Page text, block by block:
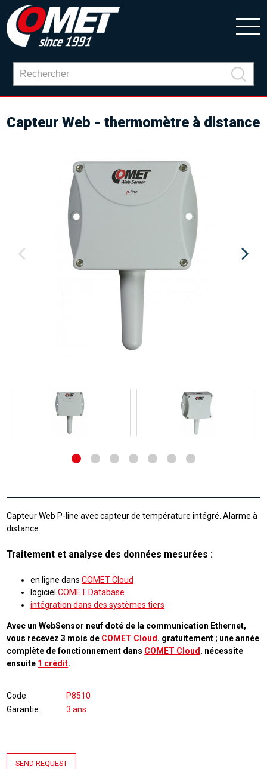
Capteur Web - thermomètre à distance
Capteur Web P-line avec capteur de température intégré. Alarme à
distance.
Traitement et analyse des données mesurées :
en ligne dansCOMET Cloud
logicielCOMET Database
intégration dans des systèmes tiers
Avec un WebSensor neuf doté de la communication Ethernet,
vous recevez 3 mois de COMET Cloud . gratuitement ; une année
complète de fonctionnement dans COMET Cloud . nécessite
ensuite 1 crédit.
Code
P8510
Garantie
3 ans
SEND REQUEST